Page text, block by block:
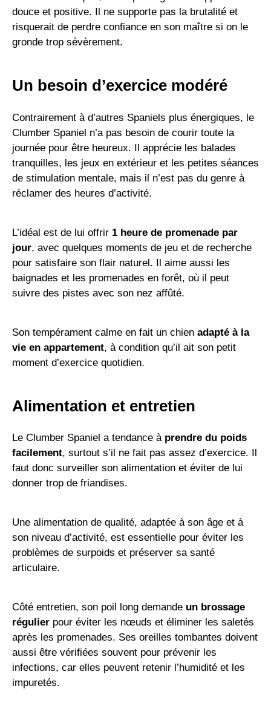
douce et positive. Il ne supporte pas la brutalité et
risquerait de perdre confiance en son maître si on le
gronde trop sévèrement.
Un besoin d’exercice modéré
Contrairement à d’autres Spaniels plus énergiques, le
Clumber Spaniel n’a pas besoin de courir toute la
journée pour être heureux. Il apprécie les balades
tranquilles, les jeux en extérieur et les petites séances
de stimulation mentale, mais il n’est pas du genre à
réclamer des heures d’activité.
L’idéal est de lui offrir 1 heure de promenade par
jour, avec quelques moments de jeu et de recherche
pour satisfaire son flair naturel. Il aime aussi les
baignades et les promenades en forêt, où il peut
suivre des pistes avec son nez affûté.
Son tempérament calme en fait un chien adapté à la
vie en appartement, à condition qu’il ait son petit
moment d’exercice quotidien.
Alimentation et entretien
Le Clumber Spaniel a tendance à prendre du poids
facilement, surtout s’il ne fait pas assez d’exercice. Il
faut donc surveiller son alimentation et éviter de lui
donner trop de friandises.
Une alimentation de qualité, adaptée à son âge et à
son niveau d’activité, est essentielle pour éviter les
problèmes de surpoids et préserver sa santé
articulaire.
Côté entretien, son poil long demande un brossage
régulier pour éviter les nœuds et éliminer les saletés
après les promenades. Ses oreilles tombantes doivent
aussi être vérifiées souvent pour prévenir les
infections, car elles peuvent retenir l’humidité et les
impuretés.